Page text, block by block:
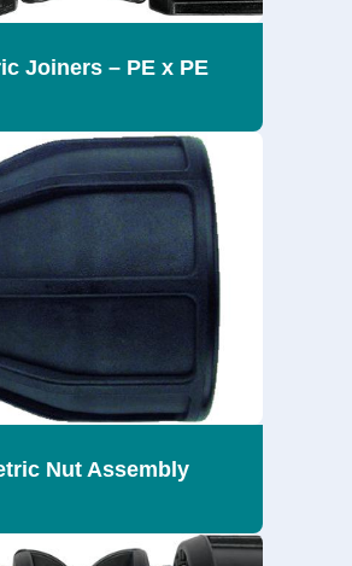
Joiners – PE x PE
Nut Assembly